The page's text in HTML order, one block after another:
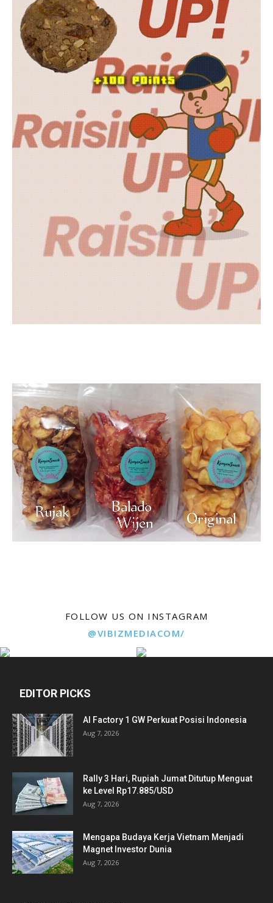
FOLLOW US ON INSTAGRAM
@VIBIZMEDIACOM/
EDITOR PICKS
AI Factory 1 GW Perkuat Posisi Indonesia
Aug 7, 2026
Rally 3 Hari, Rupiah Jumat Ditutup Menguat
ke Level Rp17.885/USD
Aug 7, 2026
Mengapa Budaya Kerja Vietnam Menjadi
Magnet Investor Dunia
Aug 7, 2026